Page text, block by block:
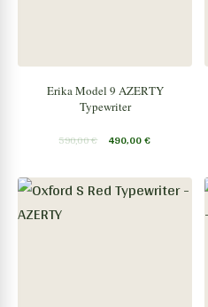
Erika Model 9 AZERTY
Typewriter
590,00€ 490,00€